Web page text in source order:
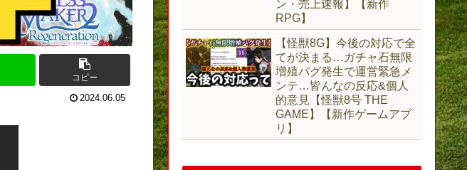
コピー
2024.06.05
ン・売上速報】【新作
RPG】
【怪獣8G】今後の対応で全
てが決まる…ガチャ石無限
増殖バグ発生で運営緊急メ
ンテ…皆んなの反応&個人
的意見【怪獣8号 THE
GAME】【新作ゲームアプ
リ】